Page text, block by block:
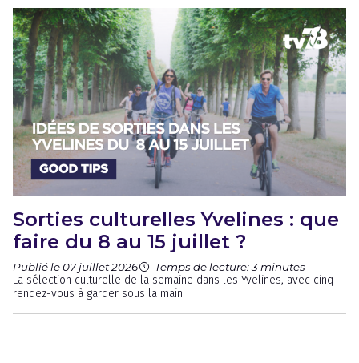
Sorties culturelles Yvelines : que
faire du 8 au 15 juillet ?
Publié le 07 juillet 2026 Temps de lecture: 3 minutes
La sélection culturelle de la semaine dans les Yvelines, avec cinq
rendez-vous à garder sous la main.